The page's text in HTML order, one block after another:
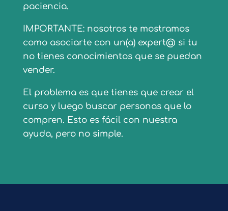
paciencia.
IMPORTANTE: nosotros te mostramos
como asociarte con un(a) expert@ si tu
no tienes conocimientos que se puedan
vender.
El problema es que tienes que crear el
curso y luego buscar personas que lo
compren. Esto es fácil con nuestra
ayuda, pero no simple.